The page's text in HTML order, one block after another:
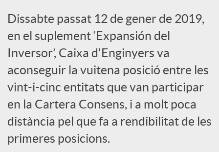
d
o
r
d
e
Dissabte passat 12 de gener de 2019,
en el suplement ‘Expansión del
Inversor’, Caixa d'Enginyers va
aconseguir la vuitena posició entre les
vint-i-cinc entitats que van participar
en la Cartera Consens, i a molt poca
distància pel que fa a rendibilitat de les
primeres posicions.